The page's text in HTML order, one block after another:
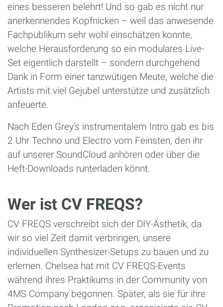
eines besseren belehrt! Und so gab es nicht nur
anerkennendes Kopfnicken – weil das anwesende
Fachpublikum sehr wohl einschätzen konnte,
welche Herausforderung so ein modulares Live-
Set eigentlich darstellt – sondern durchgehend
Dank in Form einer tanzwütigen Meute, welche die
Artists mit viel Gejubel unterstütze und zusätzlich
anfeuerte.
Nach Eden Grey’s instrumentalem Intro gab es bis
2 Uhr Techno und Electro vom Feinsten, den ihr
auf unserer SoundCloud anhören oder über die
Heft-Downloads runterladen könnt.
Wer ist CV FREQS?
CV FREQS verschreibt sich der DIY-Ästhetik, da
wir so viel Zeit damit verbringen, unsere
individuellen Synthesizer-Setups zu bauen und zu
erlernen. Chelsea hat mit CV FREQS-Events
während ihres Praktikums in der Community von
4MS Company begonnen. Später, als sie für ihre